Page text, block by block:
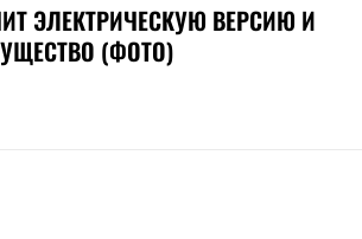
ЭЛЕКТРИЧЕСКУЮ ВЕРСИЮ И
(ФОТО)